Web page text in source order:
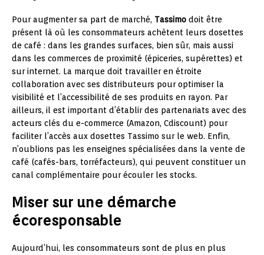
Pour augmenter sa part de marché, Tassimo doit être
présent là où les consommateurs achètent leurs dosettes
de café : dans les grandes surfaces, bien sûr, mais aussi
dans les commerces de proximité (épiceries, supérettes) et
sur internet. La marque doit travailler en étroite
collaboration avec ses distributeurs pour optimiser la
visibilité et l’accessibilité de ses produits en rayon. Par
ailleurs, il est important d’établir des partenariats avec des
acteurs clés du e-commerce (Amazon, Cdiscount) pour
faciliter l’accès aux dosettes Tassimo sur le web. Enfin,
n’oublions pas les enseignes spécialisées dans la vente de
café (cafés-bars, torréfacteurs), qui peuvent constituer un
canal complémentaire pour écouler les stocks.
Miser sur une démarche
écoresponsable
Aujourd’hui, les consommateurs sont de plus en plus